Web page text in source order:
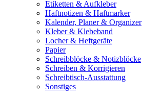
Etiketten & Aufkleber
Haftnotizen & Haftmarker
Kalender, Planer & Organizer
Kleber & Klebeband
Locher & Heftgeräte
Papier
Schreibblöcke & Notizblöcke
Schreiben & Korrigieren
Schreibtisch-Ausstattung
Sonstiges